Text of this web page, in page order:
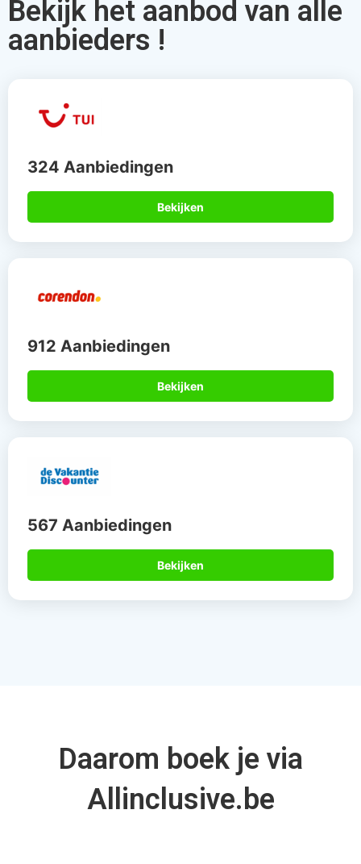
Bekijk het aanbod van alle
aanbieders !
324 Aanbiedingen
Bekijken
912 Aanbiedingen
Bekijken
567 Aanbiedingen
Bekijken
Daarom boek je via
Allinclusive.be